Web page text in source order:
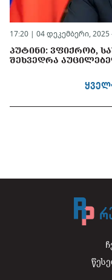
17:20 | 04 დეკემბერი, 2025
ᲞᲣᲢᲘᲜᲘ: ᲕᲤᲘᲥᲠᲝᲑ,
ᲨᲔᲮᲕᲔᲓᲠᲐ